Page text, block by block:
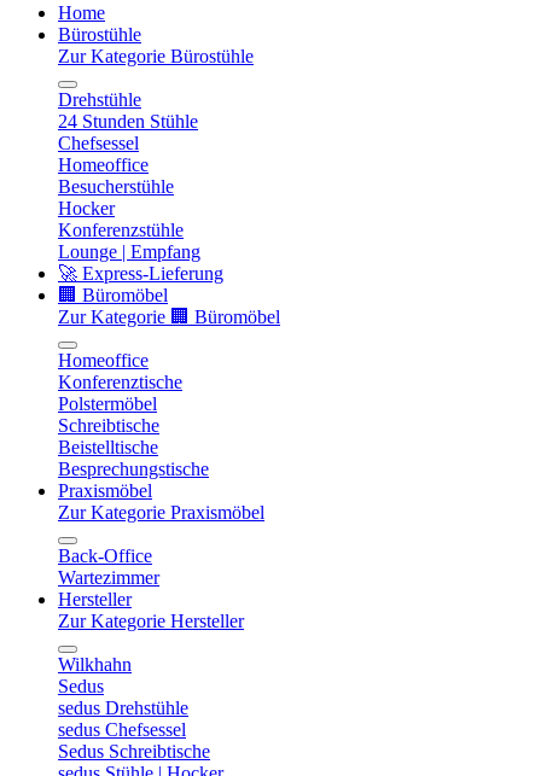
Home
Bürostühle
Zur Kategorie Bürostühle
Drehstühle
24 Stunden Stühle
Chefsessel
Homeoffice
Besucherstühle
Hocker
Konferenzstühle
Lounge | Empfang
🚀 Express-Lieferung
🏢 Büromöbel
Zur Kategorie 🏢 Büromöbel
Homeoffice
Konferenztische
Polstermöbel
Schreibtische
Beistelltische
Besprechungstische
Praxismöbel
Zur Kategorie Praxismöbel
Back-Office
Wartezimmer
Hersteller
Zur Kategorie Hersteller
Wilkhahn
Sedus
sedus Drehstühle
sedus Chefsessel
Sedus Schreibtische